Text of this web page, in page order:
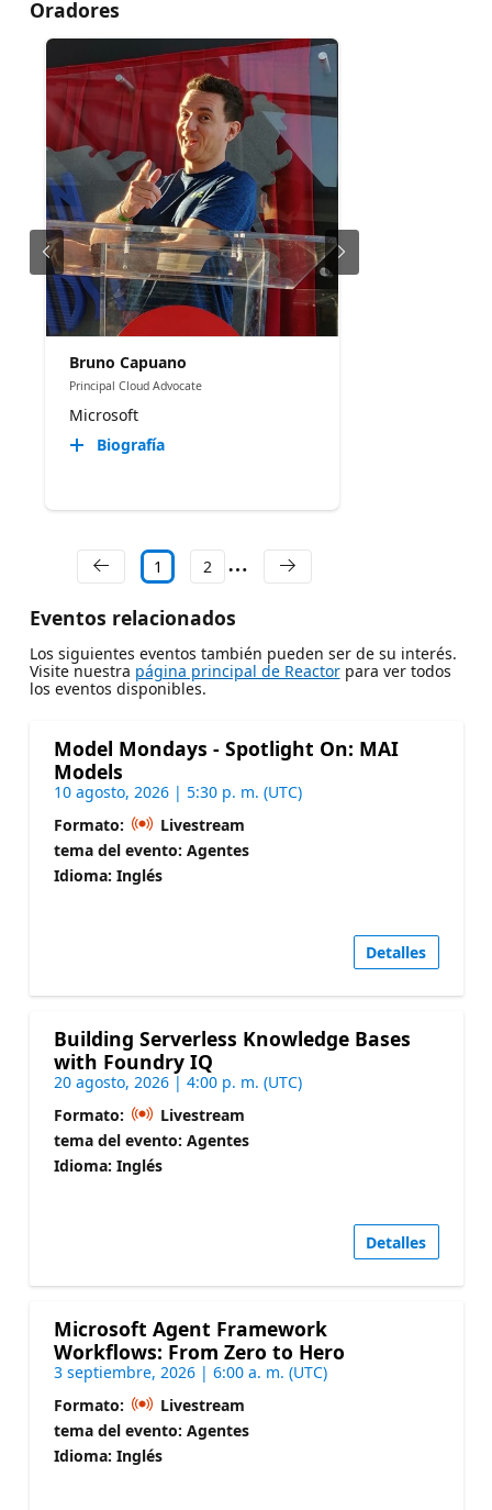
Oradores
Bruno Capuano
Principal Cloud Advocate
Microsoft
Biografía
1 2
Eventos relacionados
Los siguientes eventos también pueden ser de su interés.
Visite nuestra página principal de Reactorpara ver todos
los eventos disponibles.
Model Mondays - Spotlight On: MAI
Models
10 agosto, 2026 | 5:30 p. m. (UTC)
Formato:
Livestream
tema del evento: Agentes
Idioma: Inglés
Detalles
Building Serverless Knowledge Bases
with Foundry IQ
20 agosto, 2026 | 4:00 p. m. (UTC)
Formato:
Livestream
tema del evento: Agentes
Idioma: Inglés
Detalles
Microsoft Agent Framework
Workflows: From Zero to Hero
3 septiembre, 2026 | 6:00 a. m. (UTC)
Formato:
Livestream
tema del evento: Agentes
Idioma: Inglés